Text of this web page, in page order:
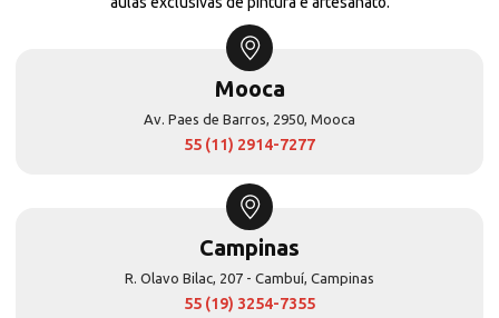
Mooca
Av. Paes de Barros, 2950, Mooca
55 (11) 2914-7277
Campinas
R. Olavo Bilac, 207 - Cambuí, Campinas
55 (19) 3254-7355